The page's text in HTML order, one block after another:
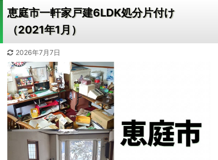
恵庭市一軒家戸建6LDK処分片付け
（2021年1月）
2026年7月7日